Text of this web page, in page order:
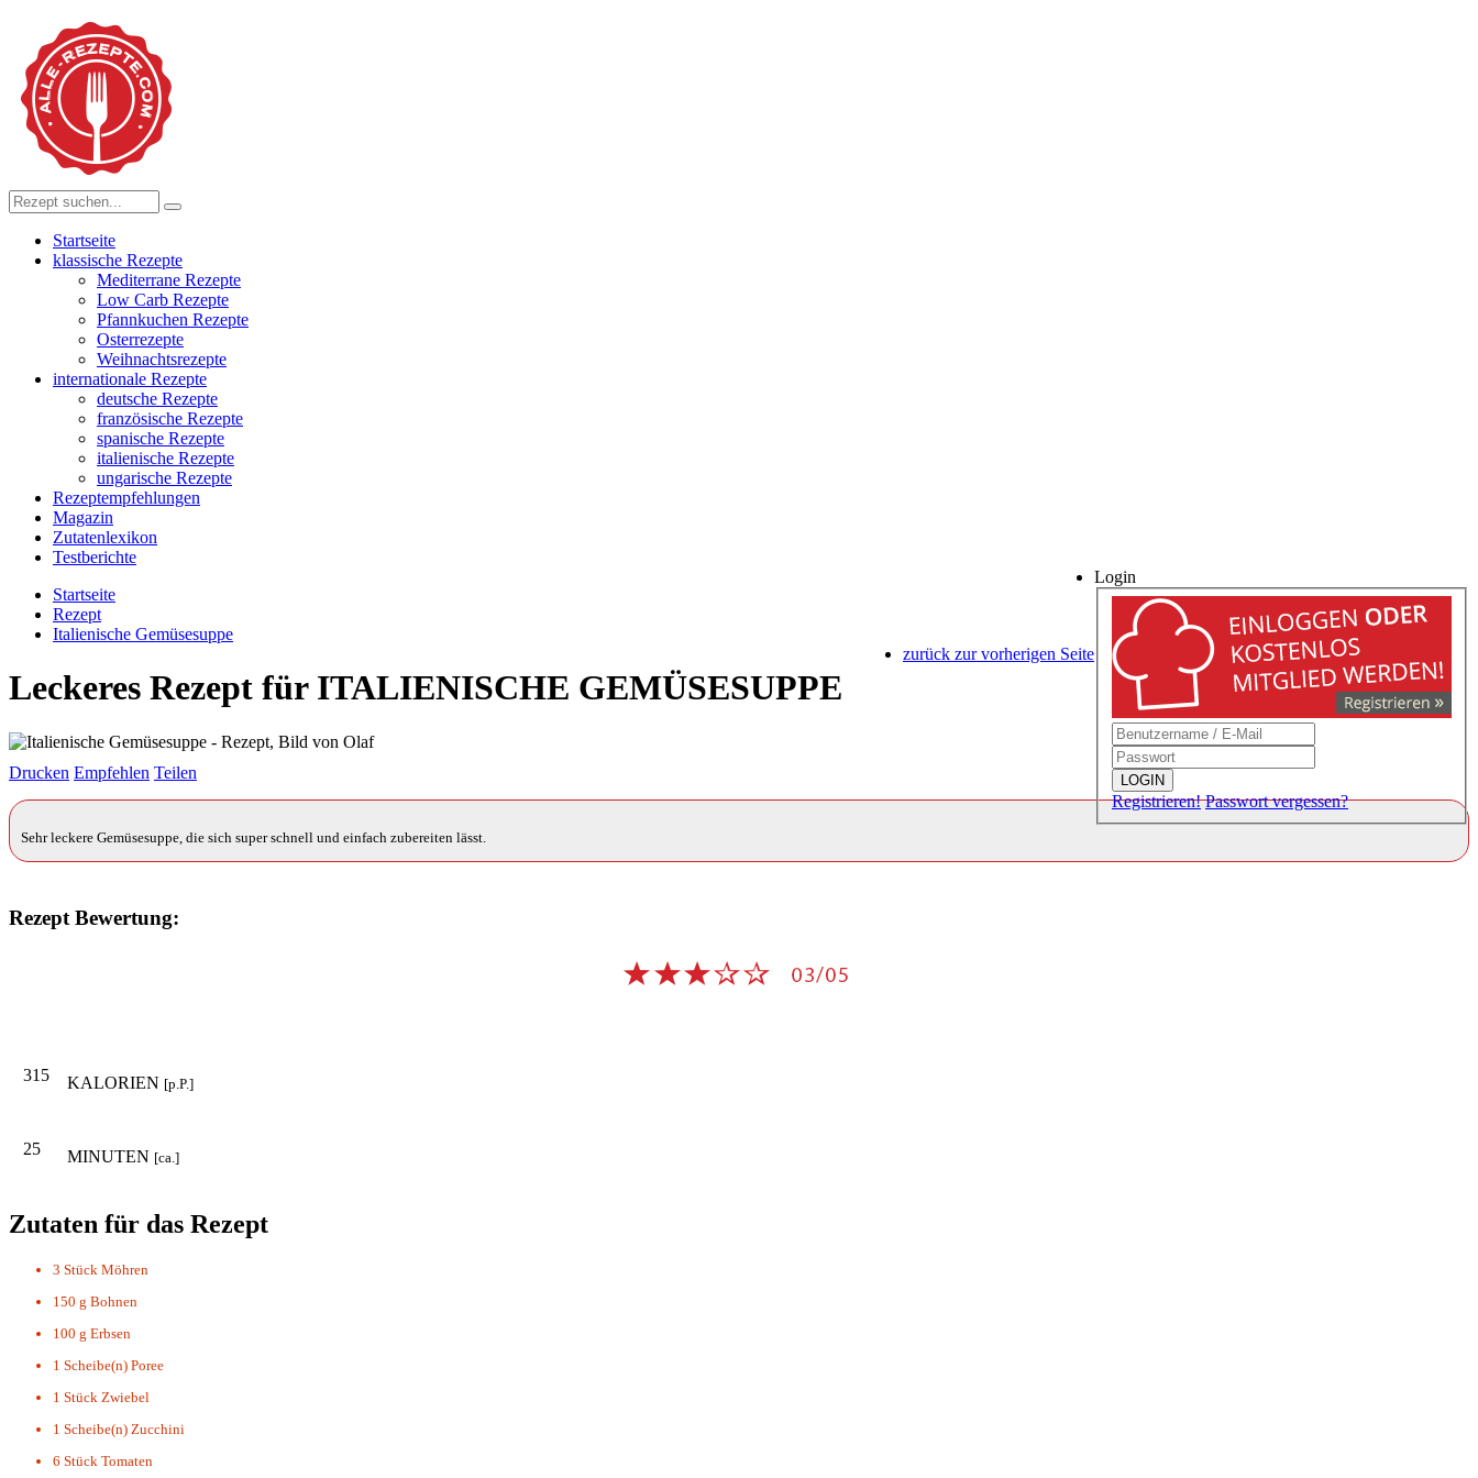
Startseite
klassische Rezepte
Mediterrane Rezepte
Low Carb Rezepte
Pfannkuchen Rezepte
Osterrezepte
Weihnachtsrezepte
internationale Rezepte
deutsche Rezepte
französische Rezepte
spanische Rezepte
italienische Rezepte
ungarische Rezepte
Rezeptempfehlungen
Magazin
Zutatenlexikon
Testberichte
Login
LOGIN
Registrieren! Passwort vergessen?
Startseite
Rezept
Italienische Gemüsesuppe
zurück zur vorherigen Seite
Leckeres Rezept für ITALIENISCHE GEMÜSESUPPE
Drucken Empfehlen Teilen
Sehr leckere Gemüsesuppe, die sich super schnell und einfach zubereiten lässt.
Rezept Bewertung:
315 KALORIEN [p.P.]
25 MINUTEN [ca.]
Zutaten für das Rezept
3 Stück Möhren
150 g Bohnen
100 g Erbsen
1 Scheibe(n) Poree
1 Stück Zwiebel
1 Scheibe(n) Zucchini
6 Stück Tomaten